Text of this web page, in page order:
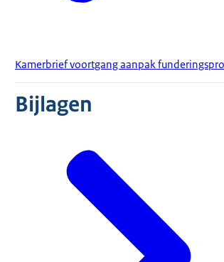
Kamerbrief voortgang aanpak
Bijlagen